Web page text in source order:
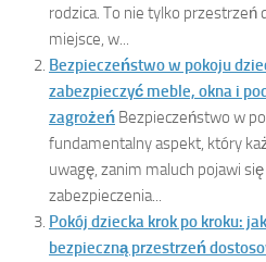
rodzica. To nie tylko przestrzeń
miejsce, w...
Bezpieczeństwo w pokoju
zabezpieczyć meble, okna i
zagrożeń Bezpieczeństwo w
fundamentalny aspekt, który
uwagę, zanim maluch pojawi
zabezpieczenia...
Pokój dziecka krok po kroku:
bezpieczną przestrzeń